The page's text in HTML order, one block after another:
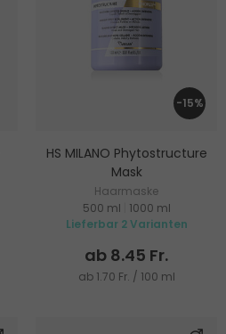
-15%
HS MILANO Phytostructure
Mask
Haarmaske
500 ml
1000 ml
Lieferbar 2 Varianten
ab 8.45 Fr.
ab 1.70 Fr. / 100 ml